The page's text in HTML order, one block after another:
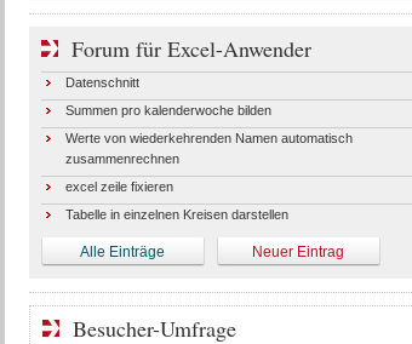
Forum für Excel-Anwender
Datenschnitt
Summen pro kalenderwoche bilden
Werte von wiederkehrenden Namen automatisch
zusammenrechnen
excel zeile fixieren
Tabelle in einzelnen Kreisen darstellen
Alle Einträge Neuer Eintrag
Besucher-Umfrage